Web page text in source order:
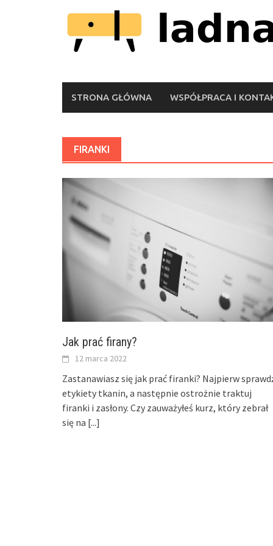
STRONA GŁÓWNA WSPÓŁPRACA I
FIRANKI
Jak prać firany?
12 marca 2022
Zastanawiasz się jak prać firanki? Najpierw
etykiety tkanin, a następnie ostrożnie traktuj
firanki i zasłony. Czy zauważyłeś kurz, który zebrał
się na [...]